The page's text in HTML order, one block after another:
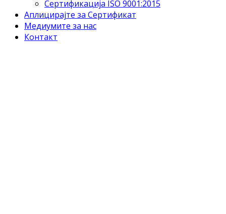
Сертификација ISO 9001:2015
Аплицирајте за Сертификат
Медиумите за нас
Контакт